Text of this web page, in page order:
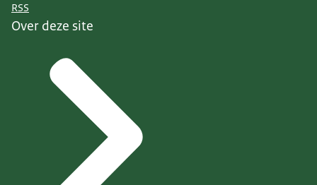
RSS
Over deze site